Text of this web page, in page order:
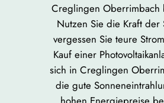
Creglingen Oberrimbach
Nutzen Sie die Kraft der
vergessen Sie teure
Kauf einer
sich in Creglingen
die gute